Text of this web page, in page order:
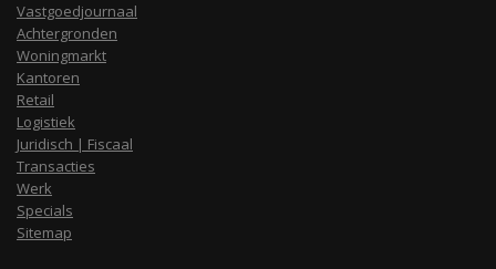
Vastgoedjournaal
Achtergronden
Woningmarkt
Kantoren
Retail
Logistiek
Juridisch | Fiscaal
Transacties
Werk
Specials
Sitemap